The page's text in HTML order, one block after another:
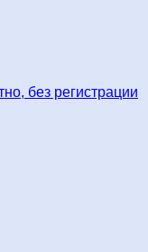
без регистрации